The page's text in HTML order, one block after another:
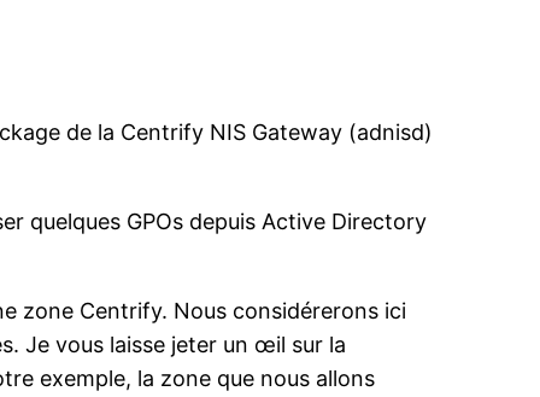
de la Centrify NIS Gateway (adnisd)
quelques GPOs depuis Active Directory
zone Centrify. Nous considérerons ici
Je vous laisse jeter un œil sur la
exemple, la zone que nous allons